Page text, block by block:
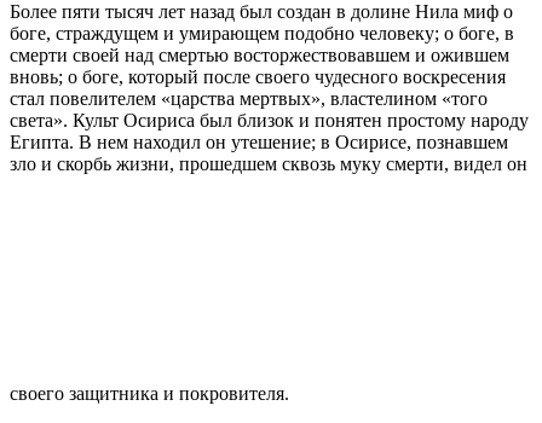
Более пяти тысяч лет назад был создан в долине Нила миф о
боге, страждущем и умирающем подобно человеку; о боге, в
смерти своей над смертью восторжествовавшем и ожившем
вновь; о боге, который после своего чудесного воскресения
стал повелителем «царства мертвых», властелином «того
света». Культ Осириса был близок и понятен простому народу
Египта. В нем находил он утешение; в Осирисе, познавшем
зло и скорбь жизни, прошедшем сквозь муку смерти, видел он
своего защитника и покровителя.